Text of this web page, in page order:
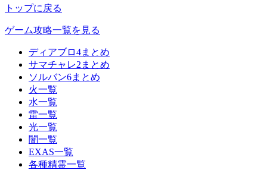
トップに戻る
ゲーム攻略一覧を見る
ディアブロ4まとめ
サマチャレ2まとめ
ソルバン6まとめ
火一覧
水一覧
雷一覧
光一覧
闇一覧
EXAS一覧
各種精霊一覧